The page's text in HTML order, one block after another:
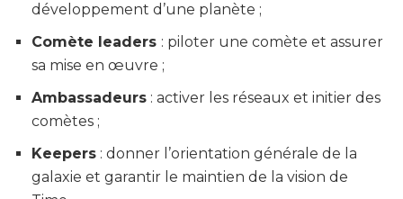
développement d’une planète ;
Comète leaders : piloter une comète et assurer
sa mise en œuvre ;
Ambassadeurs : activer les réseaux et initier des
comètes ;
Keepers : donner l’orientation générale de la
galaxie et garantir le maintien de la vision de